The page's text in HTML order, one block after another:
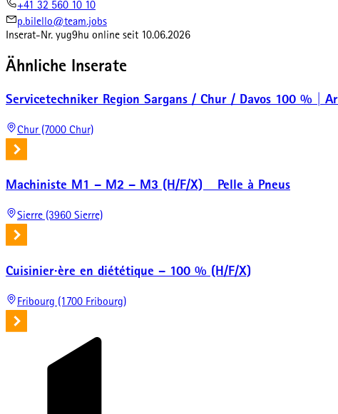
+41 32 560 10 10
p.bilello@team.jobs
Inserat-Nr. yug9hu online seit 10.06.2026
Ähnliche Inserate
Servicetechniker Region Sargans / Chur / Davos 100 % |
Chur (7000 Chur)
Machiniste M1 – M2 – M3 (H/F/X) _ Pelle à Pneus
Sierre (3960 Sierre)
Cuisinier·ère en diététique – 100 % (H/F/X)
Fribourg (1700 Fribourg)